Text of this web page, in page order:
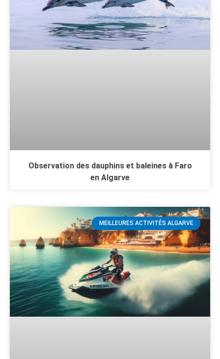
Observation des dauphins et baleines à Faro
en Algarve
MEILLEURES ACTIVITÉS ALGARVE